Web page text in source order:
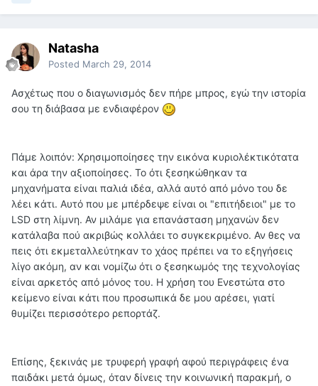
Natasha
Posted March 29, 2014
Ασχέτως που ο διαγωνισμός δεν πήρε μπρος, εγώ την ιστορία
σου τη διάβασα με ενδιαφέρον
Πάμε λοιπόν: Χρησιμοποίησες την εικόνα κυριολέκτικότατα
και άρα την αξιοποίησες. Το ότι ξεσηκώθηκαν τα
μηχανήματα είναι παλιά ιδέα, αλλά αυτό από μόνο του δε
λέει κάτι. Αυτό που με μπέρδεψε είναι οι "επιτήδειοι" με το
LSD στη λίμνη. Αν μιλάμε για επανάσταση μηχανών δεν
κατάλαβα πού ακριβώς κολλάει το συγκεκριμένο. Αν θες να
πεις ότι εκμεταλλεύτηκαν το χάος πρέπει να το εξηγήσεις
λίγο ακόμη, αν και νομίζω ότι ο ξεσηκωμός της τεχνολογίας
είναι αρκετός από μόνος του. Η χρήση του Ενεστώτα στο
κείμενο είναι κάτι που προσωπικά δε μου αρέσει, γιατί
θυμίζει περισσότερο ρεπορτάζ.
Επίσης, ξεκινάς με τρυφερή γραφή αφού περιγράφεις ένα
παιδάκι μετά όμως, όταν δίνεις την κοινωνική παρακμή, ο